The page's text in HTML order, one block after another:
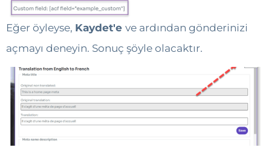
Eğer öyleyse, Kaydet'e ve ardından gönderinizi
açmayı deneyin. Sonuç şöyle olacaktır.